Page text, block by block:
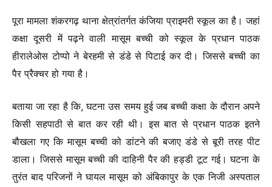
पूरा मामला शंकरगढ़ थाना क्षेत्रांतर्गत कंजिया प्राइमरी स्कूल का है। जहां
कक्षा दूसरी में पढ़ने वाली मासूम बच्ची को स्कूल के प्रधान पाठक
हीरालेओस टोप्पो ने बेरहमी से डंडे से पिटाई कर दी। जिससे बच्ची का
पैर प्रैक्चर हो गया है।
बताया जा रहा है कि, घटना उस समय हुई जब बच्ची कक्षा के दौरान अपने
किसी सहपाठी से बात कर रही थी। इस बात से प्रधान पाठक इतने
बौखला गए कि मासूम बच्ची को डांटने की बजाए डंडे से बूरी तरह पीट
डाला। जिससे मासूम बच्ची की दाहिनी पैर की हड्डी टूट गई। घटना के
तुरंत बाद परिजनों ने घायल मासूम को अंबिकापुर के एक निजी अस्पताल